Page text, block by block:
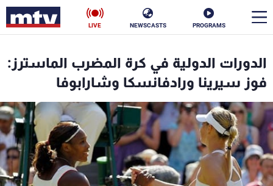
PROGRAMS
NEWSCASTS
LIVE
الدورات الدولية في كرة المضرب الماسترز:
فوز سيرينا ورادفانسكا وشارابوفا
الأخبار
سياسة ناس
إقتصاد فن
منوعات رياضة